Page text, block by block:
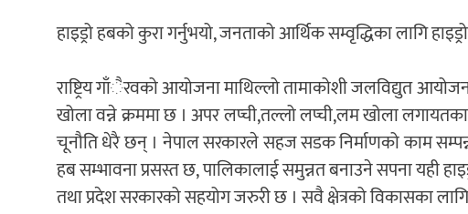
हाइड्रो हबको कुरा गर्नुभयो, जनताको आर्थिक सम्वृद्धिका लागि
राष्ट्रिय गाँैरवको आयोजना माथिल्लो तामाकोशी जलविद्युत
खोला वन्ने क्रममा छ । अपर लप्ची,तल्लो लप्ची,लम खोला
चूनौति धेरै छन् । नेपाल सरकारले सहज सडक निर्माणको काम सम्पन्न
हब सम्भावना प्रसस्त छ, पालिकालाई समुन्नत बनाउने सपना यही
तथा प्रदेश सरकारको सहयोग जरुरी छ । सवै क्षेत्रको विकासका